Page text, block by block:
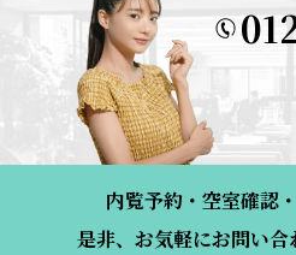
内覧予約・空室確認
是非、お気軽にお問い合